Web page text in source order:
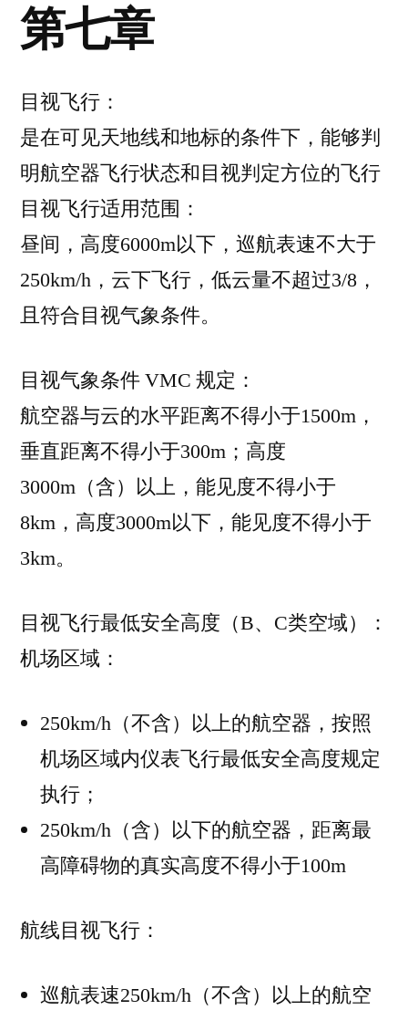
第七章
目视飞行：
是在可见天地线和地标的条件下，能够判
明航空器飞行状态和目视判定方位的飞行
目视飞行适用范围：
昼间，高度6000m以下，巡航表速不大于
250km/h，云下飞行，低云量不超过3/8，
且符合目视气象条件。
目视气象条件 VMC 规定：
航空器与云的水平距离不得小于1500m，
垂直距离不得小于300m；高度
3000m（含）以上，能见度不得小于
8km，高度3000m以下，能见度不得小于
3km。
目视飞行最低安全高度（B、C类空域）：
机场区域：
250km/h（不含）以上的航空器，按照
机场区域内仪表飞行最低安全高度规定
执行；
250km/h（含）以下的航空器，距离最
高障碍物的真实高度不得小于100m
航线目视飞行：
巡航表速250km/h（不含）以上的航空